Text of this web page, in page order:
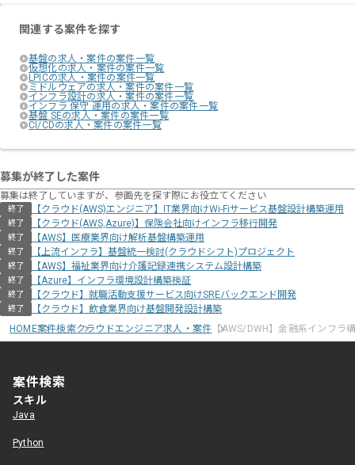
関連する案件を探す
基盤の求人・案件の案件一覧
仮想化の求人・案件の案件一覧
LPICの求人・案件の案件一覧
ミドルウェアの求人・案件の案件一覧
インフラ設計の求人・案件の案件一覧
インフラ 保守 運用の求人・案件の案件一覧
基盤 SEの求人・案件の案件一覧
CI/CDの求人・案件の案件一覧
募集が終了した案件
募集は終了していますが、参画先を探す際にお役立てください
終了 【クラウド(AWS)エンジニア】IT業界向けWi-Fiサービス基盤設計構築運用
終了 【クラウド(AWS,Azure)】保険会社向けインフラ移行開発
終了 【AWS】医療業界向け解析基盤構築運用
終了 【上流インフラ】基盤統一検討(クラウドシフト)プロジェクト
終了 【AWS】福祉業界向け介護記録連携システム設計構築
終了 【Azure】インフラ環境設計構築検証
終了 【クラウド】就職活動支援サービス向けSREバックエンド開発
終了
【クラウド】飲食業界向け基盤開発設計構築
HOME案件検索クラウドエンジニア求人・案件 【AWS/DWH】金融系インフラ
案件検索
スキル
Java
Python